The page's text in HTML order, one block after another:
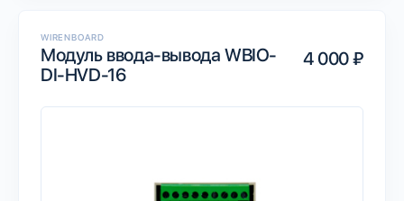
WIRENBOARD
Модуль ввода-вывода WBIO-
DI-HVD-16
4 000 ₽